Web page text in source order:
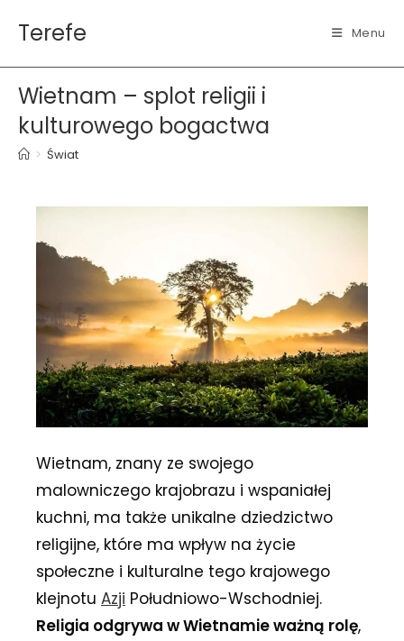
Terefe Menu
Wietnam – splot religii i
kulturowego bogactwa
> Świat
Wietnam, znany ze swojego
malowniczego krajobrazu i wspaniałej
kuchni, ma także unikalne dziedzictwo
religijne, które ma wpływ na życie
społeczne i kulturalne tego krajowego
klejnotu Azji Południowo-Wschodniej.
Religia odgrywa w Wietnamie ważną rolę,